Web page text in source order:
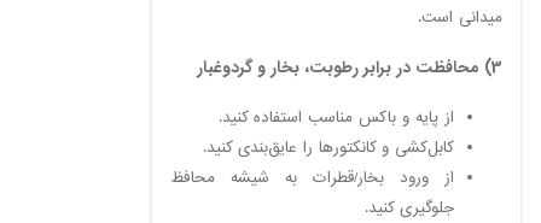
میدانی است.
3) محافظت در برابر رطوبت، بخار و گردوغبار
از پایه و باکس مناسب استفاده کنید.
کابل‌کشی و کانکتورها را عایق‌بندی کنید.
از ورود بخار/قطرات به شیشه محافظ
جلوگیری کنید.